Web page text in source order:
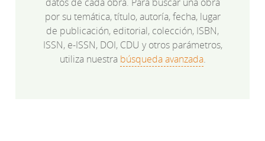
por su temática, título, autoría, fecha, lugar
de publicación, editorial, colección, ISBN,
ISSN, e-ISSN, DOI, CDU y otros parámetros,
utiliza nuestra búsqueda avanzada.